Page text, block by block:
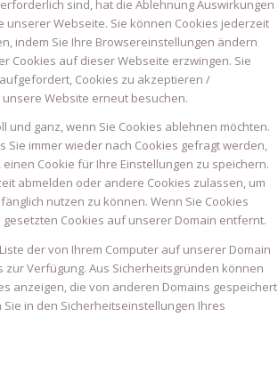
sind, hat die Ablehnung Auswirkungen
unserer Webseite. Sie können Cookies jederzeit
indem Sie Ihre Browsereinstellungen ändern
Cookies auf dieser Webseite erzwingen. Sie
Cookies zu akzeptieren /
Website erneut besuchen.
und ganz, wenn Sie Cookies ablehnen möchten.
Sie immer wieder nach Cookies gefragt werden,
Cookie für Ihre Einstellungen zu speichern.
abmelden oder andere Cookies zulassen, um
nutzen zu können. Wenn Sie Cookies
Cookies auf unserer Domain entfernt.
der von Ihrem Computer auf unserer Domain
zur Verfügung. Aus Sicherheitsgründen können
anzeigen, die von anderen Domains gespeichert
in den Sicherheitseinstellungen Ihres